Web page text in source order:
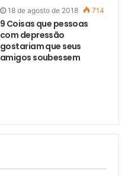
18 de agosto de 2018 714
9 Coisas que pessoas
com depressão
gostariam que seus
amigos soubessem